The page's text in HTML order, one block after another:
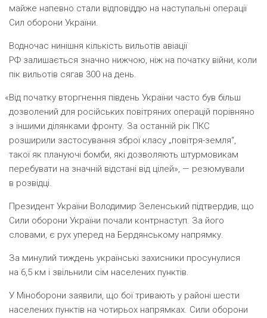
майже напевно стали відповіддю на наступальні операції
Сил оборони України.
Водночас нинішня кількість вильотів авіації
РФ залишається значно нижчою, ніж на початку війни, коли
пік вильотів сягав 300 на день.
«Від початку вторгнення південь України часто був більш
дозволений для російських повітряних операцій порівняно
з іншими ділянками фронту. За останній рік ПКС
розширили застосування зброї класу „повітря-земля“,
такої як плануючі бомби, які дозволяють штурмовикам
перебувати на значній відстані від цілей», — резюмували
в розвідці.
Президент України Володимир Зеленський підтвердив, що
Сили оборони України почали контрнаступ. За його
словами, є рух уперед на Бердянському напрямку.
За минулий тиждень українські захисники просунулися
на 6,5 км і звільнили сім населених пунктів.
У Міноборони заявили, що бої тривають у районі шести
населених пунктів на чотирьох напрямках. Сили оборони